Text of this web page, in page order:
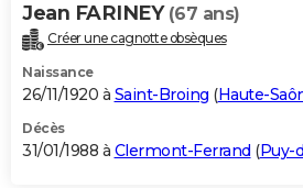
Jean FARINEY (67 ans)
Créer une cagnotte obsèques
Naissance
26/11/1920 à Saint-Broing (Haute-
Décès
31/01/1988 à Clermont-Ferrand (Puy-